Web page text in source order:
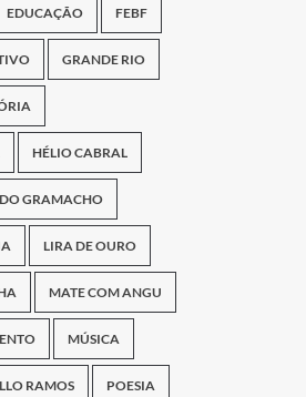
EDUCAÇÃO FEBF
GRANDE RIO
HÉLIO CABRAL
GRAMACHO
LIRA DE OURO
MATE COM ANGU
MÚSICA
RAMOS POESIA